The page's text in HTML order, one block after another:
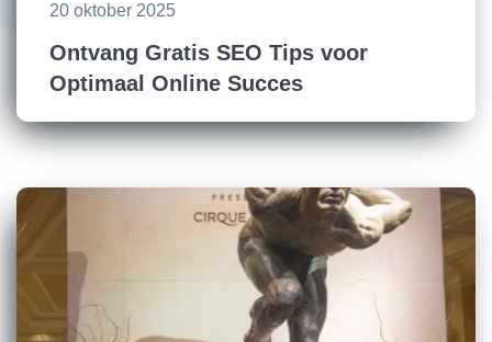
20 oktober 2025
Ontvang Gratis SEO Tips voor
Optimaal Online Succes